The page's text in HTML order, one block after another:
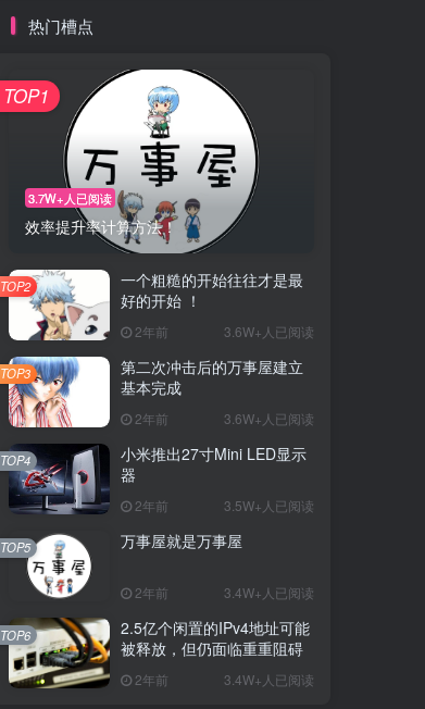
热门槽点
3.7W+人已阅读
效率提升率计算方法！
TOP1
一个粗糙的开始往往才是最
好的开始 ！
2年前 3.6W+人已阅读
TOP2
第二次冲击后的万事屋建立
基本完成
2年前 3.6W+人已阅读
TOP3
小米推出27寸Mini LED显示
器
2年前 3.5W+人已阅读
TOP4
万事屋就是万事屋
2年前 3.4W+人已阅读
TOP5
2.5亿个闲置的IPv4地址可能
被释放，但仍面临重重阻碍
2年前 3.4W+人已阅读
TOP6